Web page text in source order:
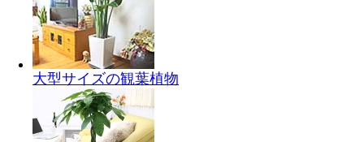
大型サイズの観葉植物